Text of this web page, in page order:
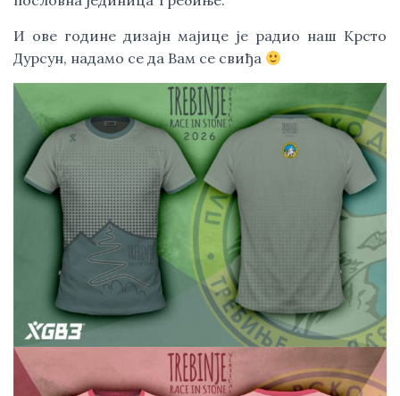
И ове године дизајн мајице је радио наш Крсто
Дурсун, надамо се да Вам се свиђа